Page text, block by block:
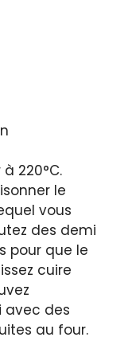
220°C.
le
vous
des demi
pour que le
cuire
avec des
au four.